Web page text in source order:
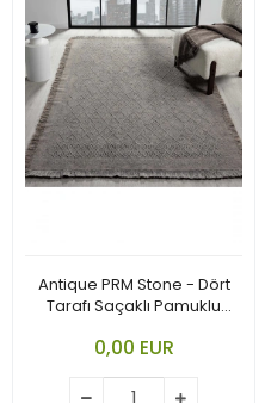
Antique PRM Stone - Dört
Tarafı Saçaklı Pamuklu
0,00 EUR